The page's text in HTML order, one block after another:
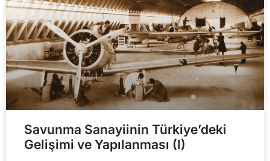
Savunma Sanayiinin Türkiye’deki
Gelişimi ve Yapılanması (I)